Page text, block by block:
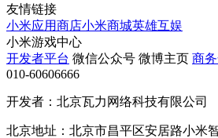
友情链接
小米应用商店小米商城英雄互娱
小米游戏中心
开发者平台 微信公众号 微博主页 商
010-60606666
开发者：北京瓦力网络科技有限公司
北京地址：北京市昌平区安居路小米